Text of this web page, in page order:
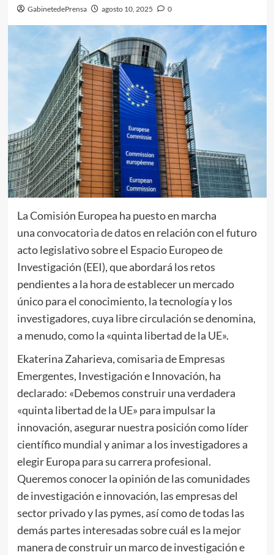
GabinetedePrensa agosto 10, 2025 0
La Comisión Europea ha puesto en marcha
unaconvocatoria de datosen relación con el futuro
acto legislativo sobre el Espacio Europeo de
Investigación (EEI), que abordará los retos
pendientes a la hora de establecer un mercado
único para el conocimiento, la tecnología y los
investigadores, cuya libre circulación se denomina,
a menudo, como la «quinta libertad de la UE».
Ekaterina Zaharieva, comisaria de Empresas
Emergentes, Investigación e Innovación, ha
declarado: «Debemos construir una verdadera
«quinta libertad de la UE» para impulsar la
innovación, asegurar nuestra posición como líder
científico mundial y animar a los investigadores a
elegir Europa para su carrera profesional.
Queremos conocer la opinión de las comunidades
de investigación e innovación, las empresas del
sector privado y las pymes, así como de todas las
demás partes interesadas sobre cuál es la mejor
manera de construir un marco de investigación e